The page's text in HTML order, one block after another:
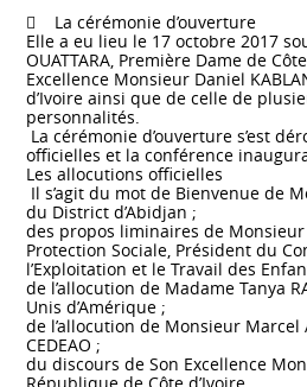
 La cérémonie d’ouverture
Elle a eu lieu le 17 octobre 2017
OUATTARA, Première Dame de
Excellence Monsieur Daniel
d’Ivoire ainsi que de celle de
personnalités.
La cérémonie d’ouverture s’est
officielles et la conférence
Les allocutions officielles
Il s’agit du mot de Bienvenue de
du District d’Abidjan ;
des propos liminaires de Monsieur
Protection Sociale, Président du
l’Exploitation et le Travail des
de l’allocution de Madame Tanya
Unis d’Amérique ;
de l’allocution de Monsieur Marcel
CEDEAO ;
du discours de Son Excellence